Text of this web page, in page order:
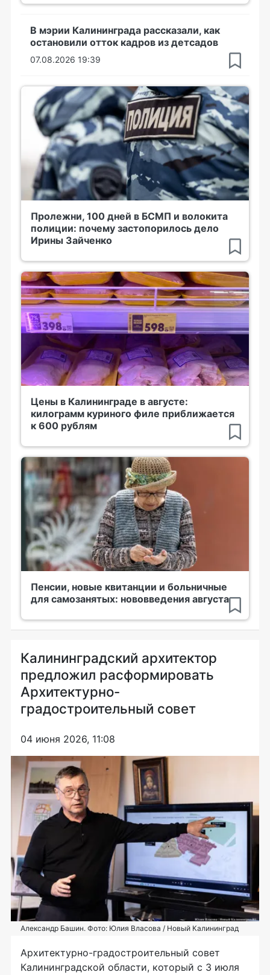
В мэрии Калининграда рассказали, как
остановили отток кадров из детсадов
07.08.2026 19:39
Пролежни, 100 дней в БСМП и волокита
полиции: почему застопорилось дело
Ирины Зайченко
Цены в Калининграде в августе:
килограмм куриного филе приближается
к 600 рублям
Пенсии, новые квитанции и больничные
для самозанятых: нововведения августа
Калининградский архитектор
предложил расформировать
Архитектурно-
градостроительный совет
04 июня 2026, 11:08
Александр Башин. Фото: Юлия Власова / Новый Калининград
Архитектурно-градостроительный совет
Калининградской области, который с 3 июля